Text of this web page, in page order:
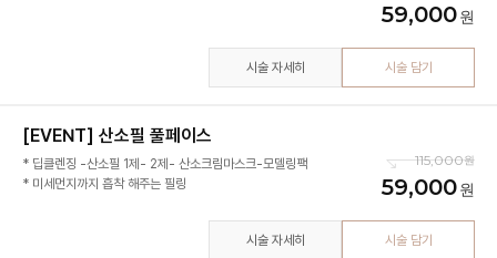
59,000
시술 자세히 시술 담기
[EVENT] 산소필 풀페이스
* 딥클렌징 -산소필 1제- 2제- 산소크림마스크-모델링팩
* 미세먼지까지 흡착 해주는 필링
115,000
59,000
시술 자세히 시술 담기